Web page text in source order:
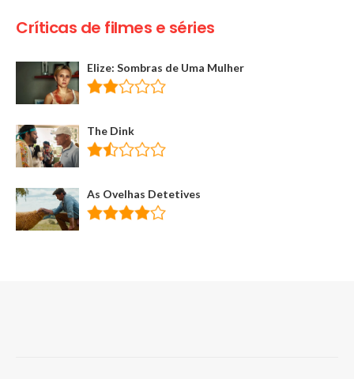
Críticas de filmes e séries
Elize: Sombras de Uma Mulher
The Dink
As Ovelhas Detetives